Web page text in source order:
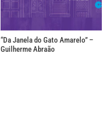
“Da Janela do Gato Amarelo” –
Guilherme Abraão